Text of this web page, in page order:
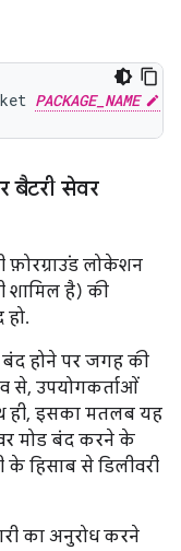
PACKAGE_NAME
बैटरी सेवर
फ़ोरग्राउंड लोकेशन
शामिल है) की
हो.
बंद होने पर जगह की
से, उपयोगकर्ताओं
ही, इसका मतलब यह
मोड बंद करने के
हिसाब से डिलीवरी
का अनुरोध करने